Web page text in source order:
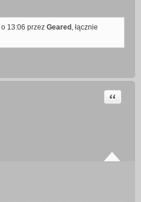
13:06 przez Geared , łącznie
Cytuj